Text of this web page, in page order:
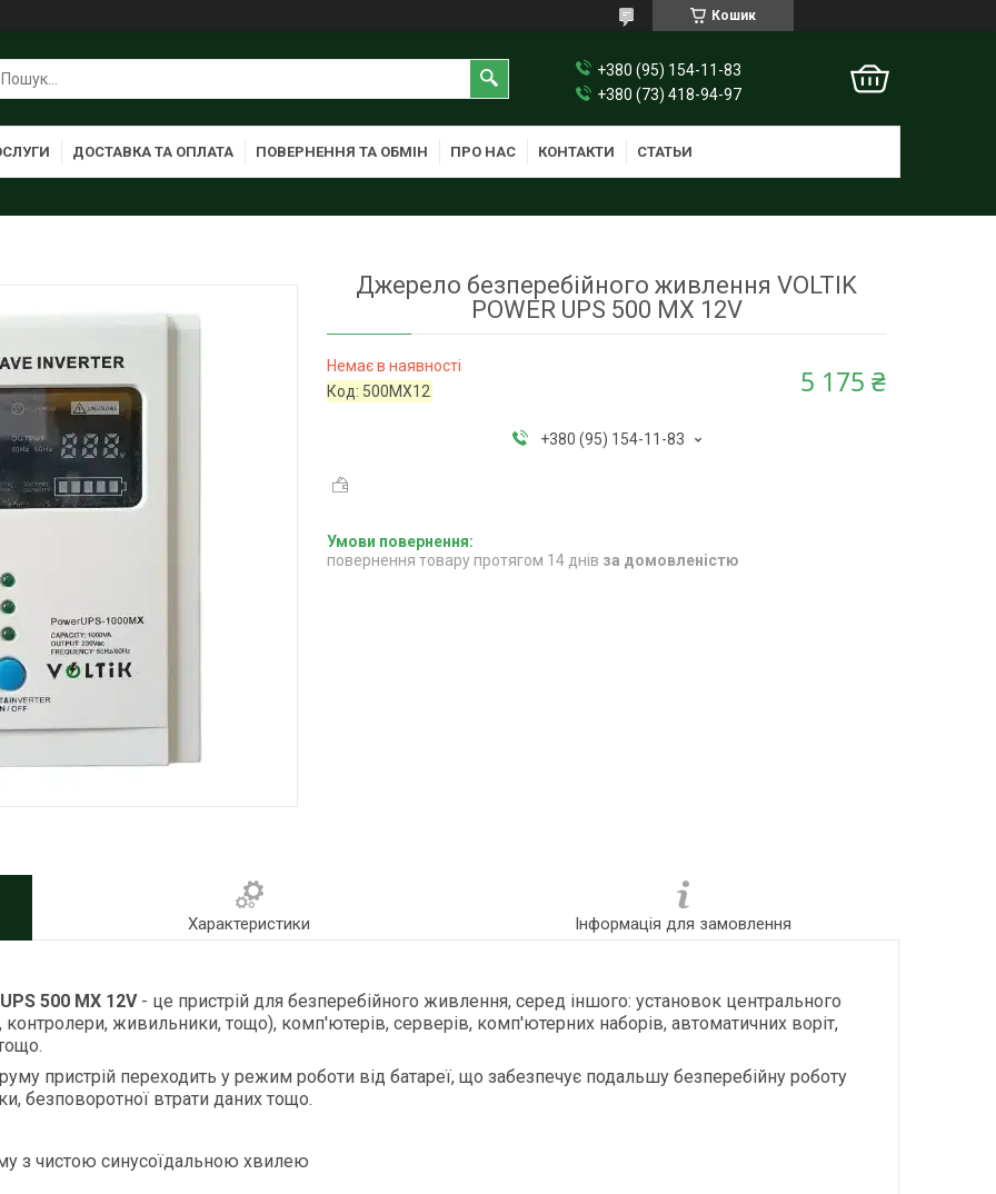
Кошик
+380 (95) 154-11-83
+380 (73) 418-94-97
ДОСТАВКА ТА ОПЛАТА ПОВЕРНЕННЯ ТА ОБМІН ПРО НАС КОНТАКТИ СТАТЬИ
Джерело безперебійного живлення VOLTIK
POWER UPS 500 MX 12V
Немає в наявності
Код: 500MX12 5 175 ₴
+380 (95) 154-11-83
повернення товару протягом 14 днів за домовленістю
Характеристики Інформація для замовлення
500 MX 12V- це пристрій для безперебійного живлення, серед іншого: установок центрального
контролери, живильники, тощо), комп'ютерів, серверів, комп'ютерних наборів, автоматичних воріт,
пристрій переходить у режим роботи від батареї, що забезпечує подальшу безперебійну роботу
безповоротної втрати даних тощо.
з чистою синусоїдальною хвилею